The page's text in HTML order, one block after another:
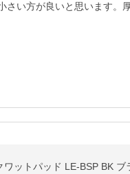
さい方が良いと思います。